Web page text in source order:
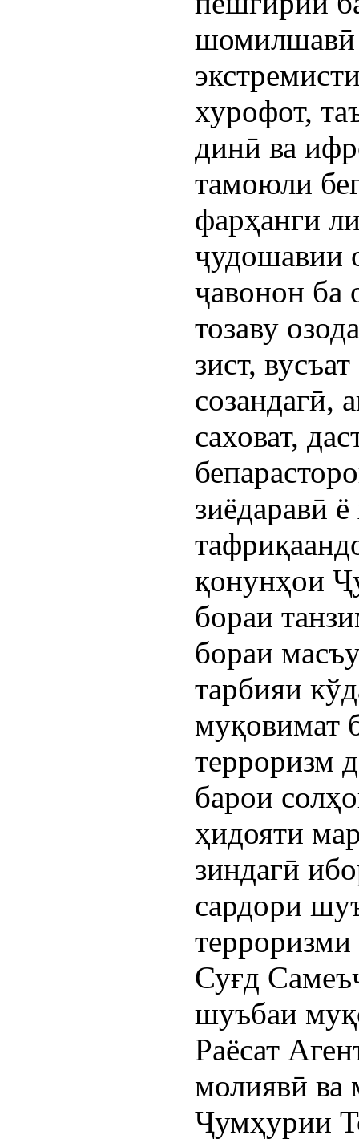
шомилшавӣ
хурофот,
динӣ ва
тамоюли
фарҳанги
ҷудошавии
ҷавонон ба
тозаву
зист,
созандагӣ,
саховат,
зиёдаравӣ
қонунҳои
бораи
бораи
тарбияи
муқовимат
терроризм
барои
ҳидояти
зиндагӣ
сардори
терроризми
Суғд
шуъбаи
Раёсат
молиявӣ ва
Ҷумҳурии